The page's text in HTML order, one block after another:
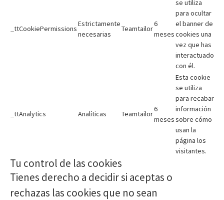
_ttCookiePermissions
Estrictamente
necesarias
Teamtailor
6
meses
se utiliza
para ocultar
el banner de
cookies una
vez que has
interactuado
con él.
_ttAnalytics Analíticas Teamtailor
6
meses
Esta cookie
se utiliza
para recabar
información
sobre cómo
usan la
página los
visitantes.
Tu control de las cookies
Tienes derecho a decidir si aceptas o
rechazas las cookies que no sean